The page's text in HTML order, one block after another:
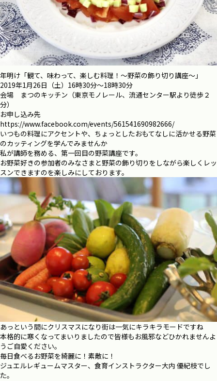
年明け「観て、味わって、楽しむ料理！〜野菜の飾り切り講座〜」
2019年1月26日（土）16時30分〜18時30分
会場 まつのキッチン（東京モノレール、流通センター駅より徒歩２
分）
お申し込み先
https://www.facebook.com/events/561541690982666/
いつもの料理にアクセントや、ちょっとしたおもてなしに活かせる野菜
のカッティングを学んでみませんか
私が講師を務める、第一回目の野菜講座です。
お野菜好きの参加者のみなさまと野菜の飾り切りをしながら楽しくレッ
スンできますのを楽しみにしております。
あっという間にクリスマスになり街は一気にキラキラモードですね
本格的に寒くなってまいりましたので皆様もお風邪などひかれませんよ
うご自愛ください。
毎日食べるお野菜を綺麗に！素敵に！
ジュエルレギュームマスター、食育インストラクター大内 優紀枝でし
た。